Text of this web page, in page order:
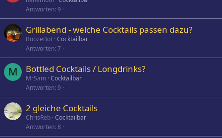
Antworten 9
Grillabend - welche Cocktails passen dazu?
BoozeBot Cocktailbar
Antworten 7
M Bottled Cocktails / Longdrinks?
MrSam Cocktailbar
Antworten 9
2 gleiche Cocktails
ChrisReb Cocktailbar
Antworten 8